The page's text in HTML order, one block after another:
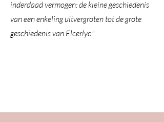
inderdaad vermogen: de kleine geschiedenis
van een enkeling uitvergroten tot de grote
geschiedenis van Elcerlyc."